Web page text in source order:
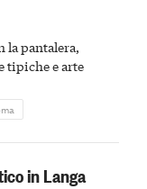
la pantalera,
tipiche e arte
in Langa